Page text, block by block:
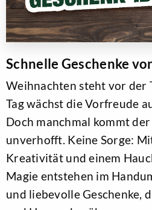
Schnelle Geschenke
Weihnachten steht vor der
Tag wächst die Vorfreude
Doch manchmal kommt
unverhofft. Keine Sorge:
Kreativität und einem
Magie entstehen im
und liebevolle Geschenke,